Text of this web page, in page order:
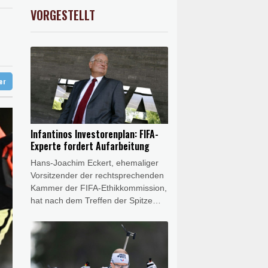
sein
Vergeltung an
0.01%
0.44%
VORGESTELLT
Infantinos Investorenplan: FIFA-
Experte fordert Aufarbeitung
Hans-Joachim Eckert, ehemaliger
Vorsitzender der rechtsprechenden
Kammer der FIFA-Ethikkommission,
hat nach dem Treffen der Spitze
umfassende und transparente
Aufklärung möglicher Vorverträge
im Zusammenhang mit den von
Gianni Infantino vorangetriebenen